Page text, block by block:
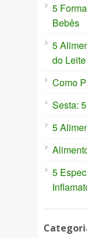
5
Bebês
5
do
Como
Sesta:
5
5